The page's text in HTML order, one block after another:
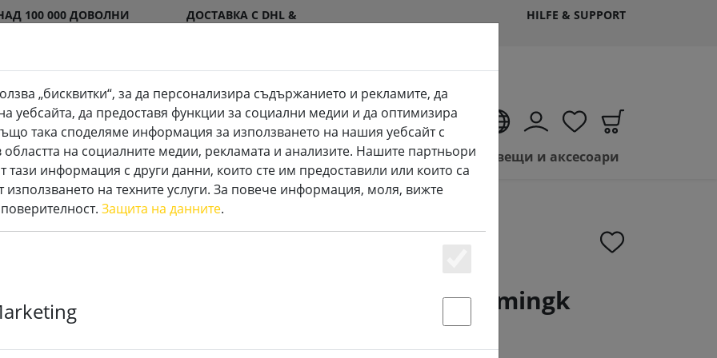
100 000 ДОВОЛНИ
ДОСТАВКА С DHL &
HILFE & SUPPORT
Специални LED свещи Аксесоари Продажба на LED свещи и аксесоари
Адаптер за батерии Kaemingk
„бисквитки“, за да персонализира съдържанието и рекламите, да
уебсайта, да предоставя функции за социални медии и да оптимизира
така споделяме информация за използването на нашия уебсайт с
на социалните медии, рекламата и анализите. Нашите партньори
тази информация с други данни, които сте им предоставили или които са
използването на техните услуги. За повече информация, моля, вижте
Защита на данните.